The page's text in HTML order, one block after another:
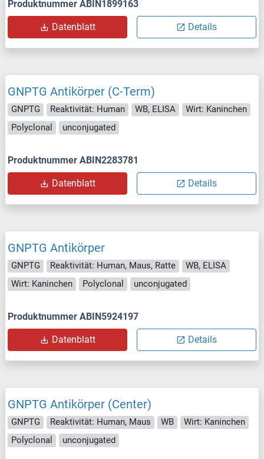
Produktnummer ABIN1899163
Datenblatt Details
GNPTG Antikörper (C-Term)
GNPTG Reaktivität: Human WB, ELISA
Wirt: Kaninchen
Polyclonal
unconjugated
Produktnummer ABIN2283781
Datenblatt Details
GNPTG Antikörper
GNPTG Reaktivität: Human, Maus, Ratte
WB, ELISA
Wirt: Kaninchen
Polyclonal unconjugated
Produktnummer ABIN5924197
Datenblatt Details
GNPTG Antikörper (Center)
GNPTG Reaktivität: Human, Maus WB
Wirt: Kaninchen
Polyclonal
unconjugated